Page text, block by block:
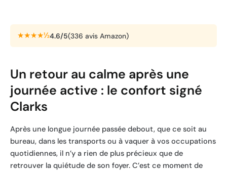
★★★★½4.6/5(336 avis Amazon)
Un retour au calme après une
journée active : le confort signé
Clarks
Après une longue journée passée debout, que ce soit au
bureau, dans les transports ou à vaquer à vos occupations
quotidiennes, il n’y a rien de plus précieux que de
retrouver la quiétude de son foyer. C’est ce moment de